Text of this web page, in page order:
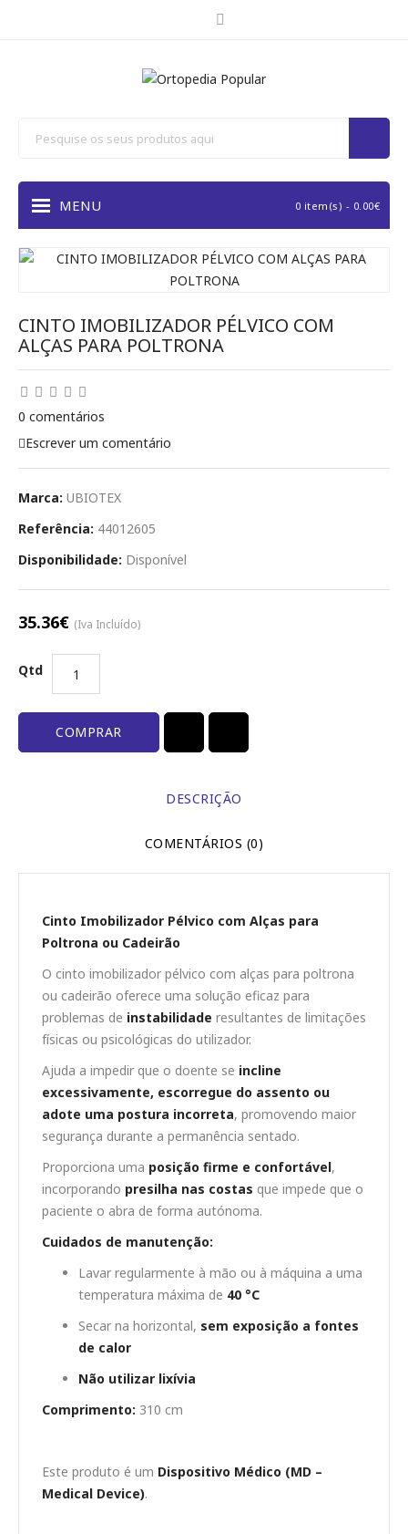
0 item(s) - 0.00€
MENU
CINTO IMOBILIZADOR PÉLVICO COM
ALÇAS PARA POLTRONA
0 comentários
Escrever um comentário
Marca: UBIOTEX
Referência: 44012605
Disponibilidade: Disponível
35.36€ (Iva Incluído)
Qtd
COMPRAR
DESCRIÇÃO
COMENTÁRIOS (0)
Cinto Imobilizador Pélvico com Alças para
Poltrona ou Cadeirão
O cinto imobilizador pélvico com alças para poltrona
ou cadeirão oferece uma solução eficaz para
problemas de instabilidade resultantes de limitações
físicas ou psicológicas do utilizador.
Ajuda a impedir que o doente se incline
excessivamente, escorregue do assento ou
adote uma postura incorreta, promovendo maior
segurança durante a permanência sentado.
Proporciona uma posição firme e confortável,
incorporando presilha nas costas que impede que o
paciente o abra de forma autónoma.
Cuidados de manutenção:
Lavar regularmente à mão ou à máquina a uma
temperatura máxima de 40 °C
Secar na horizontal, sem exposição a fontes
de calor
Não utilizar lixívia
Comprimento: 310 cm
Este produto é um Dispositivo Médico (MD –
Medical Device).